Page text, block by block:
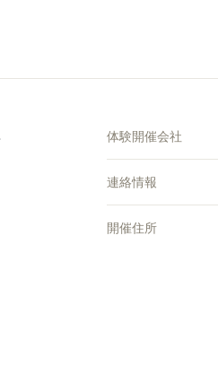
体験開催会社
連絡情報
開催住所